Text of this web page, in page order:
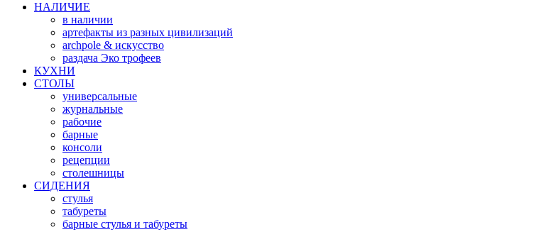
НАЛИЧИЕ
в наличии
артефакты из разных цивилизаций
archpole & искусство
раздача Эко трофеев
КУХНИ
СТОЛЫ
универсальные
журнальные
рабочие
барные
консоли
рецепции
столешницы
СИДЕНИЯ
стулья
табуреты
барные стулья и табуреты